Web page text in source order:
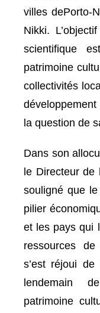
villes dePorto-
Nikki.
scientifique
patrimoine
collectivités
la question de
Dans son
le Directeur de
souligné que le
pilier
et les pays qui
ressources
s’est réjoui
lendemain
patrimoine